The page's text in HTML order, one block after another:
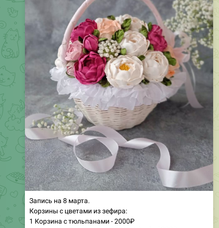
Запись на 8 марта.
Корзины с цветами из зефира:
1 Корзина с тюльпанами - 2000₽
2 Корзина с пионами (на фотографии) - 5000₽
3 Корзина большая с пионами - 7000₽